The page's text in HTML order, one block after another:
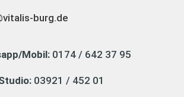
burg.de
Mobil:0174 / 642 37 95
03921 / 452 01